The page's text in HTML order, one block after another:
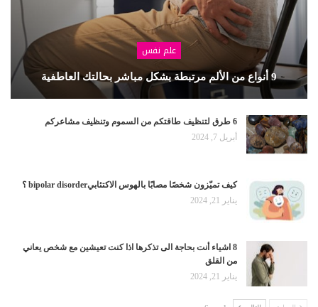
علم نفس
9 أنواع من الألم مرتبطة بشكل مباشر بحالتك العاطفية
6 طرق لتنظيف طاقتكم من السموم وتنظيف مشاعركم
أبريل 7, 2024
كيف تميّزون شخصًا مصابًا بالهوس الاكتئابيbipolar disorder ؟
يناير 21, 2024
8 اشياء أنت بحاجة الى تذكرها اذا كنت تعيشين مع شخص يعاني
من القلق
يناير 21, 2024